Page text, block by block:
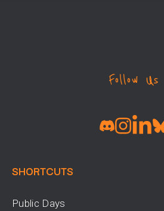
Follow Us
SHORTCUTS
Public Days